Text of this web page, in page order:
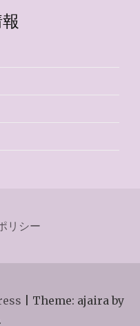
リシー
Theme: ajaira by